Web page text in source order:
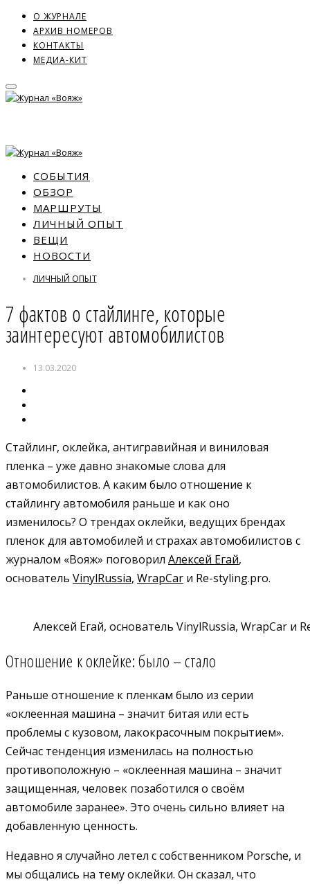
О ЖУРНАЛЕ
АРХИВ НОМЕРОВ
КОНТАКТЫ
МЕДИА-КИТ
СОБЫТИЯ
ОБЗОР
МАРШРУТЫ
ЛИЧНЫЙ ОПЫТ
ВЕЩИ
НОВОСТИ
ЛИЧНЫЙ ОПЫТ
7 фактов о стайлинге, которые
заинтересуют автомобилистов
13.03.2020
Стайлинг, оклейка, антигравийная и виниловая
пленка – уже давно знакомые слова для
автомобилистов. А каким было отношение к
стайлингу автомобиля раньше и как оно
изменилось? О трендах оклейки, ведущих брендах
пленок для автомобилей и страхах автомобилистов с
журналом «Вояж» поговорил Алексей Егай,
основатель VinylRussia, WrapCar и Re-styling.pro.
Алексей Егай, основатель VinylRussia, WrapCar и
Отношение к оклейке: было – стало
Раньше отношение к пленкам было из серии
«оклеенная машина – значит битая или есть
проблемы с кузовом, лакокрасочным покрытием».
Сейчас тенденция изменилась на полностью
противоположную – «оклеенная машина – значит
защищенная, человек позаботился о своём
автомобиле заранее». Это очень сильно влияет на
добавленную ценность.
Недавно я случайно летел с собственником Porsche, и
мы общались на тему оклейки. Он сказал, что